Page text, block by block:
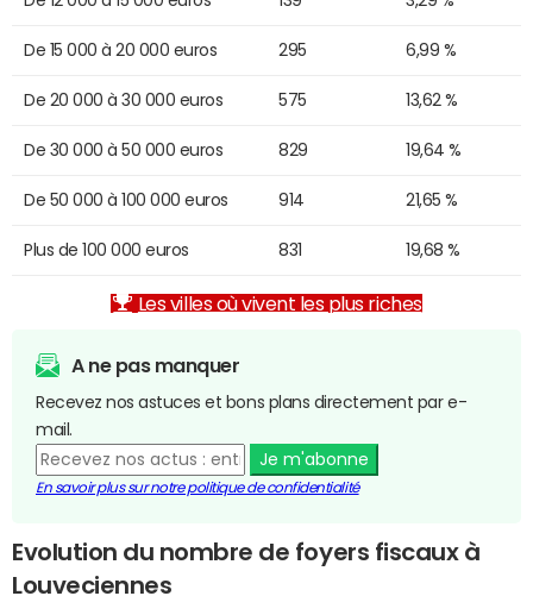
De 15 000 à 20 000 euros 295 6,99 %
De 20 000 à 30 000 euros 575 13,62 %
De 30 000 à 50 000 euros 829 19,64 %
De 50 000 à 100 000 euros 914 21,65 %
Plus de 100 000 euros 831 19,68 %
Les villes où vivent les plus riches
A ne pas manquer
Recevez nos astuces et bons plans directement par e-
mail.
Je m'abonne
En savoir plus sur notre politique de confidentialité
Evolution du nombre de foyers fiscaux à
Louveciennes